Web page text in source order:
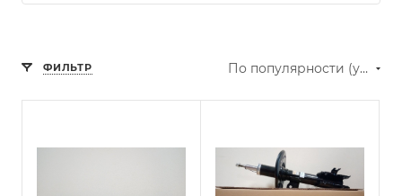
ФИЛЬТР По популярности (убывание)